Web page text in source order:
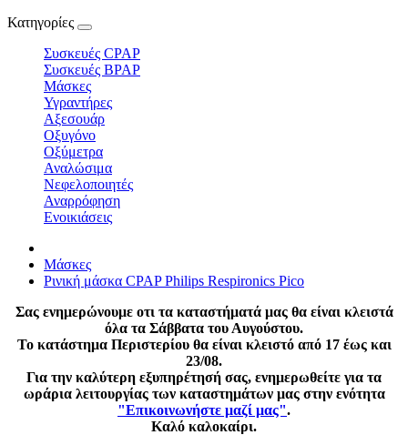
Κατηγορίες
Συσκευές CPAP
Συσκευές BPAP
Μάσκες
Υγραντήρες
Αξεσουάρ
Οξυγόνο
Οξύμετρα
Αναλώσιμα
Νεφελοποιητές
Αναρρόφηση
Ενοικιάσεις
Μάσκες
Ρινική μάσκα CPAP Philips Respironics Pico
Σας ενημερώνουμε οτι τα καταστήματά μας θα είναι κλειστά
όλα τα Σάββατα του Αυγούστου.
Το κατάστημα Περιστερίου θα είναι κλειστό από 17 έως και
23/08.
Για την καλύτερη εξυπηρέτησή σας, ενημερωθείτε για τα
ωράρια λειτουργίας των καταστημάτων μας στην ενότητα
"Επικοινωνήστε μαζί μας".
Καλό καλοκαίρι.